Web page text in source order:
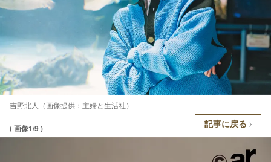
吉野北人（画像提供：主婦と生活社）
( 画像1/9 ) 記事に戻る